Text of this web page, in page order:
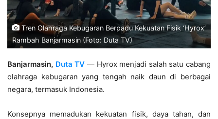
Tren Olahraga Kebugaran Berpadu Kekuatan Fisik ‘Hyrox’
Rambah Banjarmasin (Foto: Duta TV)
Banjarmasin, Duta TV — Hyrox menjadi salah satu cabang
olahraga kebugaran yang tengah naik daun di berbagai
negara, termasuk Indonesia.
Konsepnya memadukan kekuatan fisik, daya tahan, dan